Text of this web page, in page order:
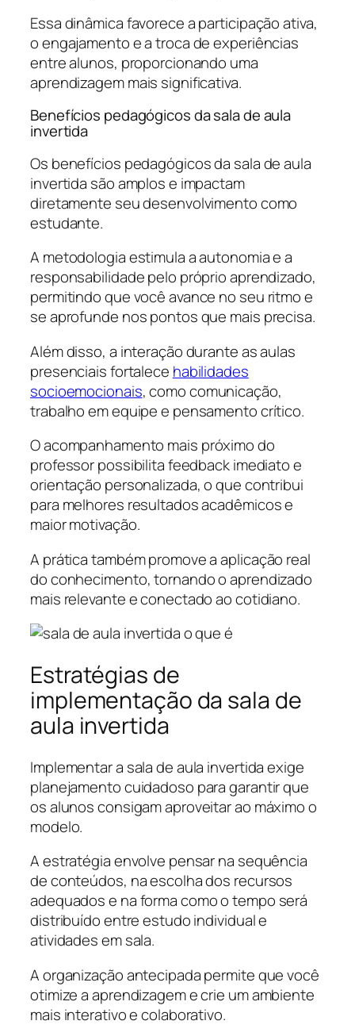
Essa dinâmica favorece a participação ativa,
o engajamento e a troca de experiências
entre alunos, proporcionando uma
aprendizagem mais significativa.
Benefícios pedagógicos da sala de aula
invertida
Os benefícios pedagógicos da sala de aula
invertida são amplos e impactam
diretamente seu desenvolvimento como
estudante.
A metodologia estimula a autonomia e a
responsabilidade pelo próprio aprendizado,
permitindo que você avance no seu ritmo e
se aprofunde nos pontos que mais precisa.
Além disso, a interação durante as aulas
presenciais fortalece habilidades
socioemocionais, como comunicação,
trabalho em equipe e pensamento crítico.
O acompanhamento mais próximo do
professor possibilita feedback imediato e
orientação personalizada, o que contribui
para melhores resultados acadêmicos e
maior motivação.
A prática também promove a aplicação real
do conhecimento, tornando o aprendizado
mais relevante e conectado ao cotidiano.
Estratégias de
implementação da sala de
aula invertida
Implementar a sala de aula invertida exige
planejamento cuidadoso para garantir que
os alunos consigam aproveitar ao máximo o
modelo.
A estratégia envolve pensar na sequência
de conteúdos, na escolha dos recursos
adequados e na forma como o tempo será
distribuído entre estudo individual e
atividades em sala.
A organização antecipada permite que você
otimize a aprendizagem e crie um ambiente
mais interativo e colaborativo.